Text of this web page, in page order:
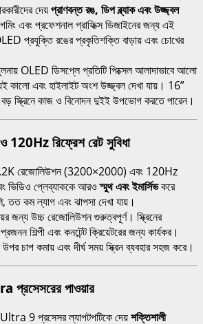
দেয়প্রাণবন্ত রঙ, ডিপ ব্ল্যাক এবং উজ্জ্বল
এবং প্রফেশনাল গ্রাফিক্স ডিজাইনের জন্য এই
প্রযুক্তি রঙের প্রকৃতিশক্তি বাড়ায় এবং চোখের
OLED ডিসপ্লে প্রতিটি পিক্সেল আলাদাভাবে আলো
কালো এবং হাইলাইট অংশ উজ্জ্বল দেখা যায়। 16”
বড় স্ক্রিনে কাজ ও বিনোদন দুইই উপভোগ করতে পারেন।
রিফ্রেশ রেট সুবিধা
রেজোলিউশন (3200×2000) এবং 120Hz
ভিডিও প্লেব্যাককে আরওস্মুথ এবং ইমার্সিভকরে
তত কম ল্যাগ এবং ঝাপসা দেখা যায়।
জন্য উচ্চ রেজোলিউশন গুরুত্বপূর্ণ। স্ক্রিনের
শিল্পী এবং কনটেন্ট ক্রিয়েটরের জন্য কার্যকর।
চাপ কমায় এবং দীর্ঘ সময় স্ক্রিন ব্যবহার সহজ করে।
পাওয়ার
9 প্রসেসর ল্যাপটপটিকে দেয়শক্তিশালী